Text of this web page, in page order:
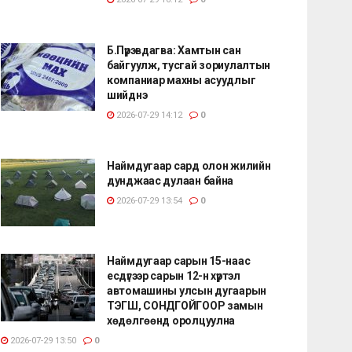
Б.Пүрэвдагва: Хамтын сан
байгуулж, тусгай зориулалтын
компаниар махны асуудлыг
шийднэ
2026-07-29 14:12 0
Наймдугаар сард олон жилийн
дунджаас дулаан байна
2026-07-29 13:54 0
Наймдугаар сарын 15-наас
есдүгээр сарын 12-н хүртэл
автомашины улсын дугаарын
ТЭГШ, СОНДГОЙГООР замын
хөдөлгөөнд оролцуулна
2026-07-29 13:50 0